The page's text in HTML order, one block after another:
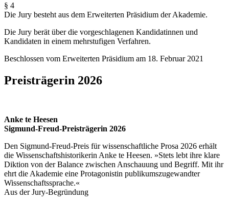
§ 4
Die Jury besteht aus dem Erweiterten Präsidium der Akademie.
Die Jury berät über die vorgeschlagenen Kandidatinnen und
Kandidaten in einem mehrstufigen Verfahren.
Beschlossen vom Erweiterten Präsidium am 18. Februar 2021
Preisträgerin 2026
Anke te Heesen
Sigmund-Freud-Preisträgerin 2026
Den Sigmund-Freud-Preis für wissenschaftliche Prosa 2026 erhält
die Wissenschaftshistorikerin Anke te Heesen. »Stets lebt ihre klare
Diktion von der Balance zwischen Anschauung und Begriff. Mit ihr
ehrt die Akademie eine Protagonistin publikums­zugewandter
Wissenschaftssprache.«
Aus der Jury-Begründung